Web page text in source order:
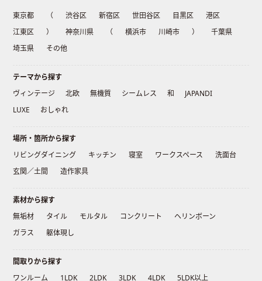
東京都 （ 渋谷区 新宿区 世田谷区 目黒区
港区
江東区
） 神奈川県 （ 横浜市 川崎市 ）
千葉県
埼玉県
その他
テーマから探す
ヴィンテージ
北欧 無機質 シームレス 和
JAPANDI
LUXE
おしゃれ
場所・箇所から探す
リビングダイニング
キッチン 寝室 ワークスペース
洗面台
玄関／土間
造作家具
素材から探す
無垢材
タイル モルタル コンクリート
ヘリンボーン
ガラス
躯体現し
間取りから探す
ワンルーム
1LDK 2LDK 3LDK 4LDK 5LDK以上